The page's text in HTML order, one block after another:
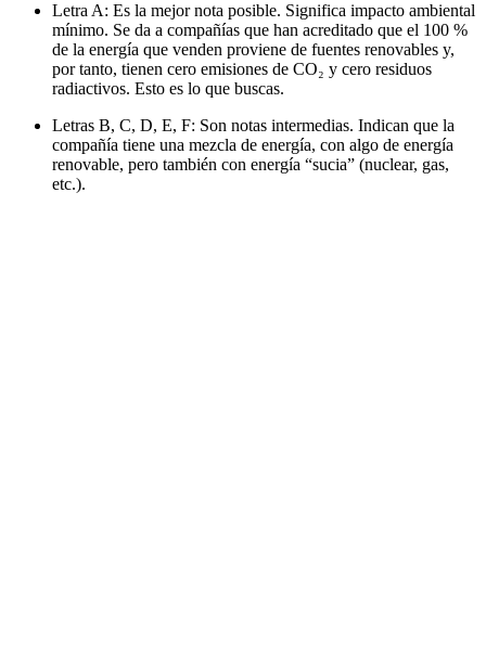
Letra A: Es la mejor nota posible. Significa impacto ambiental
mínimo. Se da a compañías que han acreditado que el 100 %
de la energía que venden proviene de fuentes renovables y,
por tanto, tienen cero emisiones de CO₂ y cero residuos
radiactivos. Esto es lo que buscas.
Letras B, C, D, E, F: Son notas intermedias. Indican que la
compañía tiene una mezcla de energía, con algo de energía
renovable, pero también con energía “sucia” (nuclear, gas,
etc.).